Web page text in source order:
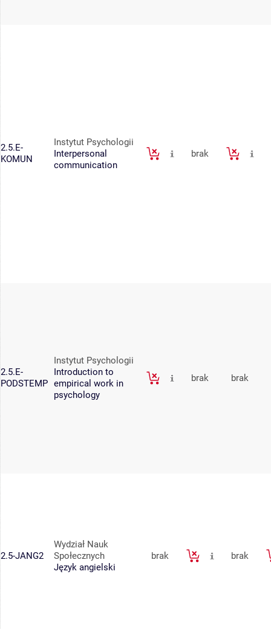
2.5.E-
KOMUN
Instytut Psychologii
Interpersonal
communication
brak
2.5.E-
PODSTEMP
Instytut Psychologii
Introduction to
empirical work in
psychology
brak brak
2.5-JANG2
Wydział Nauk
Społecznych
Język angielski
brak brak